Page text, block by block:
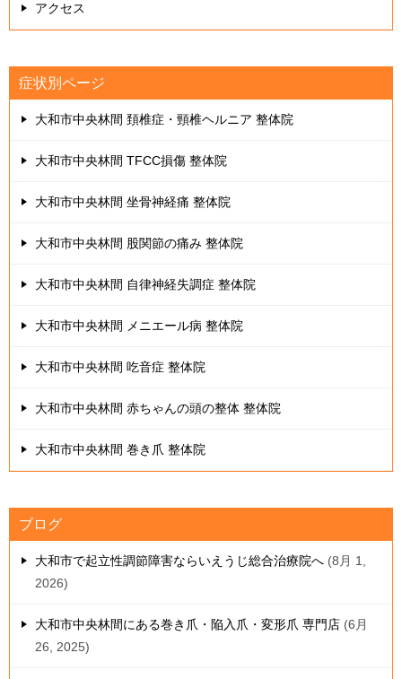
アクセス
症状別ページ
大和市中央林間 頚椎症・頸椎ヘルニア 整体院
大和市中央林間 TFCC損傷 整体院
大和市中央林間 坐骨神経痛 整体院
大和市中央林間 股関節の痛み 整体院
大和市中央林間 自律神経失調症 整体院
大和市中央林間 メニエール病 整体院
大和市中央林間 吃音症 整体院
大和市中央林間 赤ちゃんの頭の整体 整体院
大和市中央林間 巻き爪 整体院
ブログ
大和市で起立性調節障害ならいえうじ総合治療院へ 8月 1,
2026
大和市中央林間にある巻き爪・陥入爪・変形爪 専門店 6月
26, 2025